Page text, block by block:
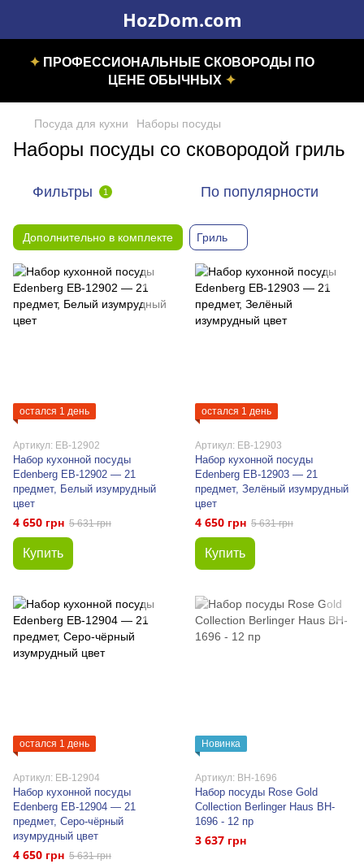
HozDom.com
✦ ПРОФЕССИОНАЛЬНЫЕ СКОВОРОДЫ ПО
ЦЕНЕ ОБЫЧНЫХ ✦
Посуда для кухни Наборы посуды
Наборы посуды со сковородой гриль
Фильтры 1 По популярности
Дополнительно в комплекте Гриль
остался 1 день
Артикул: EB-12902
Набор кухонной посуды
Edenberg EB-12902 — 21
предмет, Белый изумрудный
цвет
4 650 грн 5 631 грн
Купить
остался 1 день
Артикул: EB-12903
Набор кухонной посуды
Edenberg EB-12903 — 21
предмет, Зелёный изумрудный
цвет
4 650 грн 5 631 грн
Купить
остался 1 день
Артикул: EB-12904
Набор кухонной посуды
Edenberg EB-12904 — 21
предмет, Серо-чёрный
изумрудный цвет
4 650 грн 5 631 грн
Новинка
Артикул: BH-1696
Набор посуды Rose Gold
Collection Berlinger Haus BH-
1696 - 12 пр
3 637 грн